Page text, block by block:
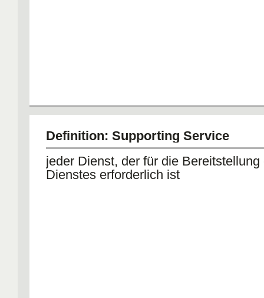
Definition: Supporting Service
jeder Dienst, der für die Bereitstellung
Dienstes erforderlich ist